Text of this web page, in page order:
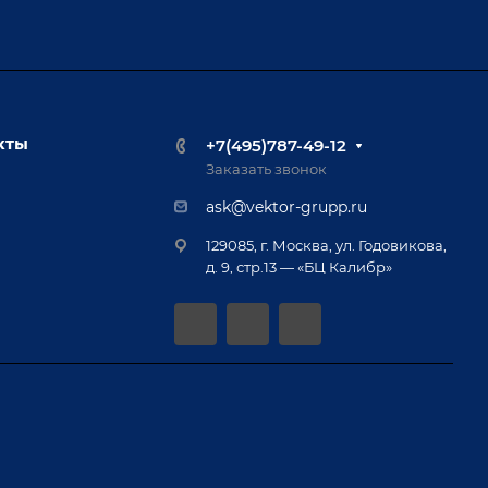
+7(495)787-49-12
Заказать звонок
ask@vektor-grupp.ru
129085, г. Москва, ул. Годовикова,
д. 9, стр.13 — «БЦ Калибр»